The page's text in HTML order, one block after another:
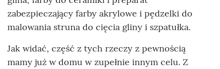
zabezpieczający farby akrylowe i pędzelki do
malowania struna do cięcia gliny i szpatułka.
Jak widać, część z tych rzeczy z pewnością
mamy już w domu w zupełnie innym celu. Z